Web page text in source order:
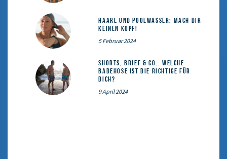
Haare und Poolwasser: Mach dir
keinen Kopf!
5 Februar 2024
Shorts, Brief & Co.: Welche
Badehose ist die Richtige für
dich?
9 April 2024